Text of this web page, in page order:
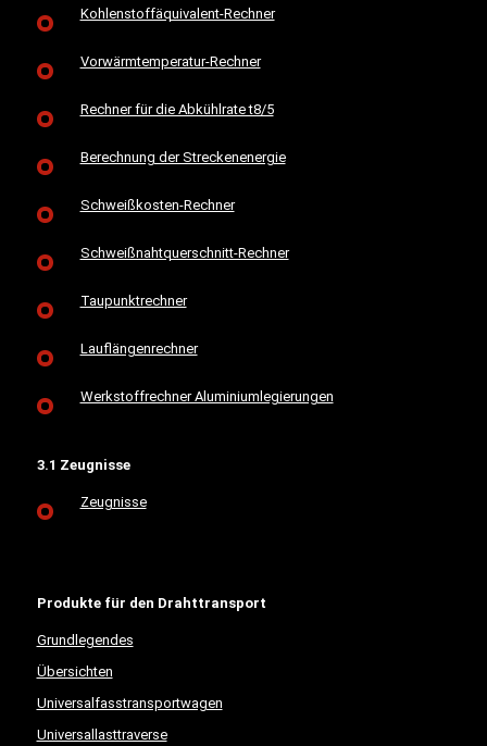
Kohlenstoffäquivalent-Rechner
Vorwärmtemperatur-Rechner
Rechner für die Abkühlrate t8/5
Berechnung der Streckenenergie
Schweißkosten-Rechner
Schweißnahtquerschnitt-Rechner
Taupunktrechner
Lauflängenrechner
Werkstoffrechner Aluminiumlegierungen
3.1 Zeugnisse
Zeugnisse
Produkte für den Drahttransport
Grundlegendes
Übersichten
Universalfasstransportwagen
Universallasttraverse